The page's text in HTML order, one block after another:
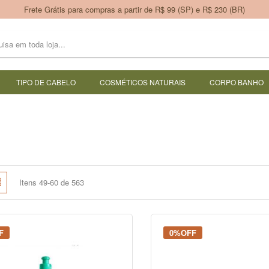
Frete Grátis para compras a partir de R$ 99 (SP) e R$ 230 (BR)
TIPO DE CABELO COSMÉTICOS NATURAIS CORPO BANHO
Itens 49-60de 563
0%OFF